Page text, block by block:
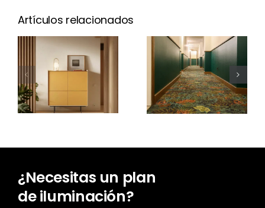
Artículos relacionados
Nuevo Aura
Open
Frame
Cotlin
Carpet:
alfombras
en
Worldlight
¿Necesitas un plan
de iluminación?